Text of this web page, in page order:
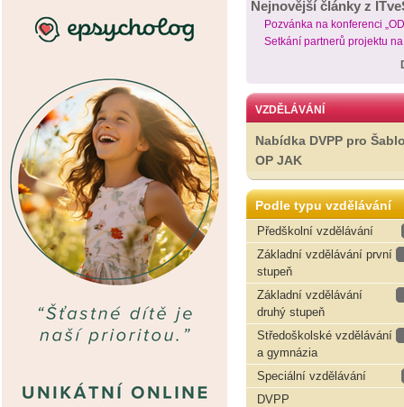
Nejnovější články z
Pozvánka na konferenci
Setkání partnerů projektu
VZDĚLÁVÁNÍ
Nabídka DVPP pro
OP JAK
Podle typu vzdělávání
Předškolní vzdělávání
Základní vzdělávání první
stupeň
Základní vzdělávání
druhý stupeň
Středoškolské vzdělávání
a gymnázia
Speciální vzdělávání
DVPP